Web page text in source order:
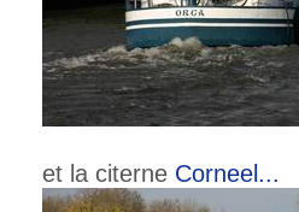
et la citerne Corneel...